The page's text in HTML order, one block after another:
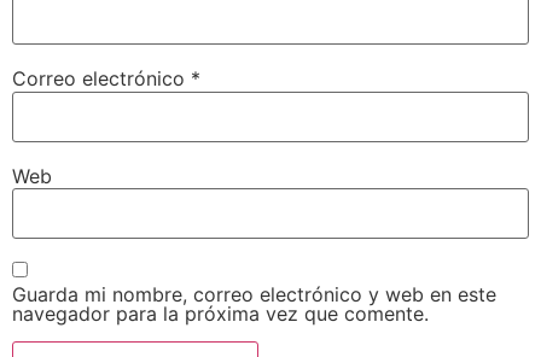
Correo electrónico *
Web
Guarda mi nombre, correo electrónico y web en este
navegador para la próxima vez que comente.